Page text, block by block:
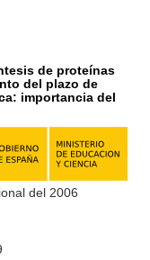
de proteínas
del plazo de
importancia del
del 2006